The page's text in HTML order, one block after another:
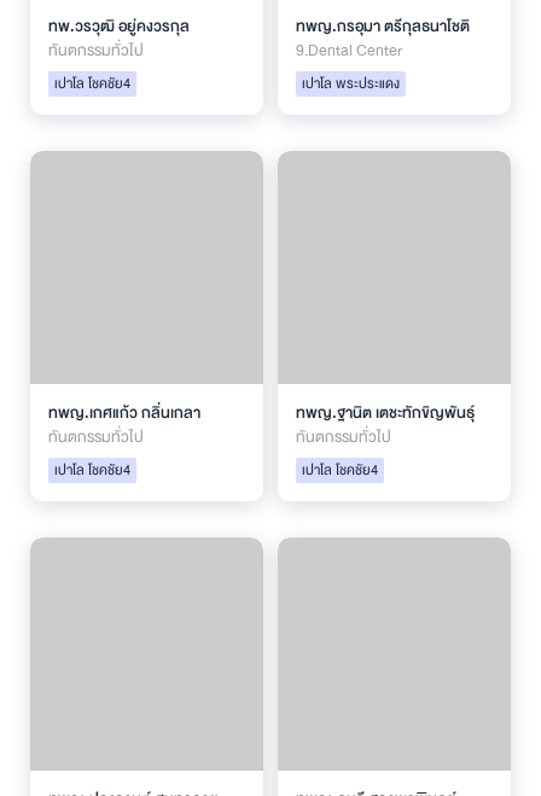
ทพ.วรวุฒิ อยู่คงวรกุล
ทันตกรรมทั่วไป
เปาโล โชคชัย4
ทพญ.กรอุมา ตรีกุลธนาโชติ
9.Dental Center
เปาโล พระประแดง
ทพญ.เกศแก้ว กลิ่นเกลา
ทันตกรรมทั่วไป
เปาโล โชคชัย4
ทพญ.ฐานิต เตชะทักขิญพันธุ์
ทันตกรรมทั่วไป
เปาโล โชคชัย4